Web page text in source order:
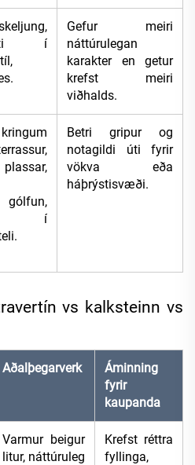
í
Gefur meiri
náttúrulegan
karakter en getur
krefst meiri
viðhalds.
í
Betri gripur og
notagildi úti fyrir
vökva eða
háþrýstisvæði.
vs kalksteinn vs
Aðalþegarverk
Áminning
fyrir
kaupanda
Varmur beigur
litur, náttúruleg
Krefst réttra
fyllinga,